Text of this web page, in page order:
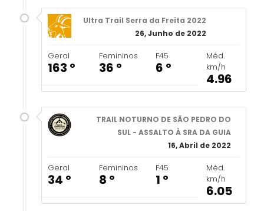
Ultra Trail Serra da Freita 2022
26, Junho de 2022
Geral
163 º
Femininos
36 º
F45
6 º
Méd.
km/h
4.96
TRAIL NOTURNO DE SÃO PEDRO DO
SUL - ASSALTO À SRA DA GUIA
16, Abril de 2022
Geral
34 º
Femininos
8 º
F45
1 º
Méd.
km/h
6.05